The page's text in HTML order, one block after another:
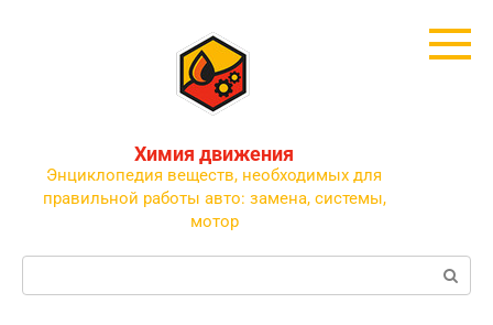
Химия движения
Энциклопедия веществ, необходимых для
правильной работы авто: замена, системы,
мотор
Поиск: